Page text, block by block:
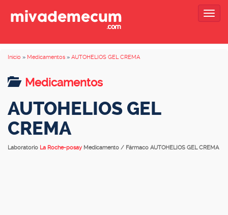
Inicio » Medicamentos » AUTOHELIOS GEL CREMA
Medicamentos
AUTOHELIOS GEL
CREMA
Laboratorio La Roche-posay Medicamento / Fármaco AUTOHELIOS GEL CREMA